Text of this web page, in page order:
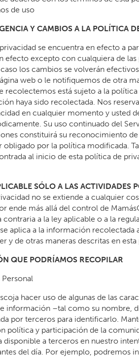
de uso
Y CAMBIOS A LA POLÍTICA
se encuentra en efecto a
efecto excepto con cualquiera de
los cambios se volverán
web o le notifiquemos de otra
recolectemos está sujeto a la
haya sido recolectada. Nos
en cualquier momento y usted
Su uso continuado del
constituirá su reconocimiento
obligado por la política modificada.
al inicio de esta política de
SÓLO A LAS ACTIVIDADES
no se extiende a cualquier
ende más allá del control de
contraria a la ley aplicable o a la
aplica a la información recolectada
y de otras maneras descritas en
QUE PODRÍAMOS RECOPILAR
hacer uso de algunas de las
información –tal como su nombre,
por terceros para identificarlo.
política y participación de la
disponible a terceros en nuestro
del día. Por ejemplo, podremos